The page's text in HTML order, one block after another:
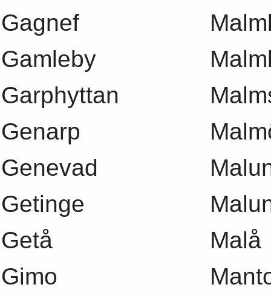
Gagnef
Gamleby
Garphyttan
Genarp
Genevad
Getinge
Getå
Gimo
Malå